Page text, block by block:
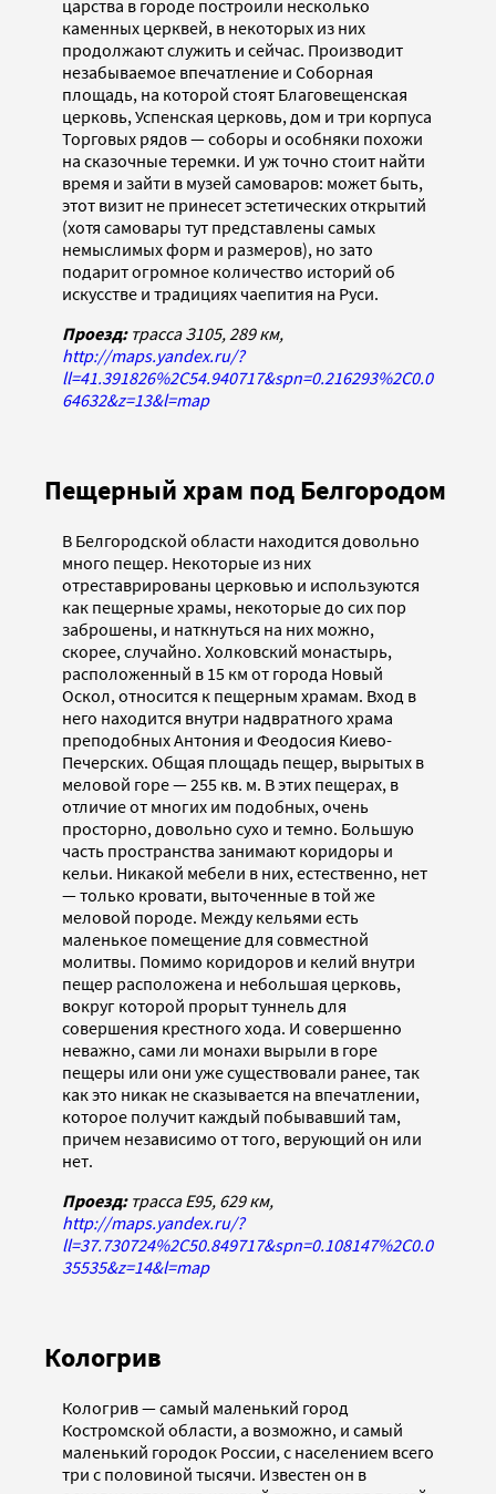
царства в городе построили несколько
каменных церквей, в некоторых из них
продолжают служить и сейчас. Производит
незабываемое впечатление и Соборная
площадь, на которой стоят Благовещенская
церковь, Успенская церковь, дом и три корпуса
Торговых рядов — соборы и особняки похожи
на сказочные теремки. И уж точно стоит найти
время и зайти в музей самоваров: может быть,
этот визит не принесет эстетических открытий
(хотя самовары тут представлены самых
немыслимых форм и размеров), но зато
подарит огромное количество историй об
искусстве и традициях чаепития на Руси.
Проезд:трасса З105, 289 км,
http://maps.yandex.ru/?
ll=41.391826%2C54.940717&spn=0.216293%2C0.0
64632&z=13&l=map
Пещерный храм под Белгородом
В Белгородской области находится довольно
много пещер. Некоторые из них
отреставрированы церковью и используются
как пещерные храмы, некоторые до сих пор
заброшены, и наткнуться на них можно,
скорее, случайно. Холковский монастырь,
расположенный в 15 км от города Новый
Оскол, относится к пещерным храмам. Вход в
него находится внутри надвратного храма
преподобных Антония и Феодосия Киево-
Печерских. Общая площадь пещер, вырытых в
меловой горе — 255 кв. м. В этих пещерах, в
отличие от многих им подобных, очень
просторно, довольно сухо и темно. Большую
часть пространства занимают коридоры и
кельи. Никакой мебели в них, естественно, нет
— только кровати, выточенные в той же
меловой породе. Между кельями есть
маленькое помещение для совместной
молитвы. Помимо коридоров и келий внутри
пещер расположена и небольшая церковь,
вокруг которой прорыт туннель для
совершения крестного хода. И совершенно
неважно, сами ли монахи вырыли в горе
пещеры или они уже существовали ранее, так
как это никак не сказывается на впечатлении,
которое получит каждый побывавший там,
причем независимо от того, верующий он или
нет.
Проезд:трасса Е95, 629 км,
http://maps.yandex.ru/?
ll=37.730724%2C50.849717&spn=0.108147%2C0.0
35535&z=14&l=map
Кологрив
Кологрив — самый маленький город
Костромской области, а возможно, и самый
маленький городок России, с населением всего
три с половиной тысячи. Известен он в